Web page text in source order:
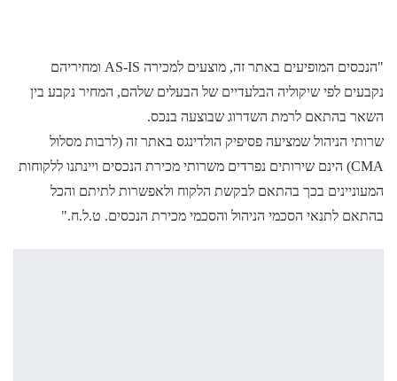
"הנכסים המופיעים באתר זה, מוצעים למכירה AS-IS ומחיריהם
נקבעים לפי שיקוליה הבלעדיים של הבעלים שלהם, המחיר נקבע בין
השאר בהתאם לרמת השדרוג שבוצעה בנכס.
שרותי הניהול שמציעה פסיפיק הולדינגס באתר זה (לרבות מסלול
CMA) הינם שירותים נפרדים משרותי מכירת הנכסים ויינתנו ללקוחות
המעוניינים בכך בהתאם לבקשת הלקוח ולאפשרות לתיתם והכל
בהתאם לתנאי הסכמי הניהול והסכמי מכירת הנכסים. ט.ל.ח."